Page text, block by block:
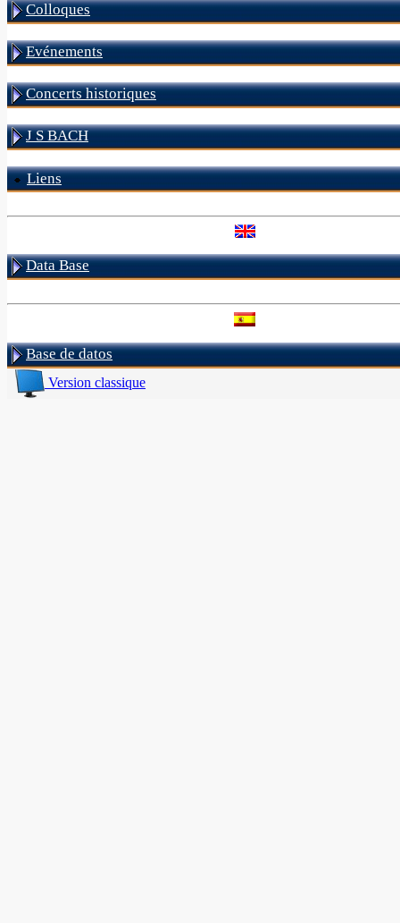
Colloques
Evénements
Concerts historiques
J S BACH
Liens
Data Base
Base de datos
Version classique